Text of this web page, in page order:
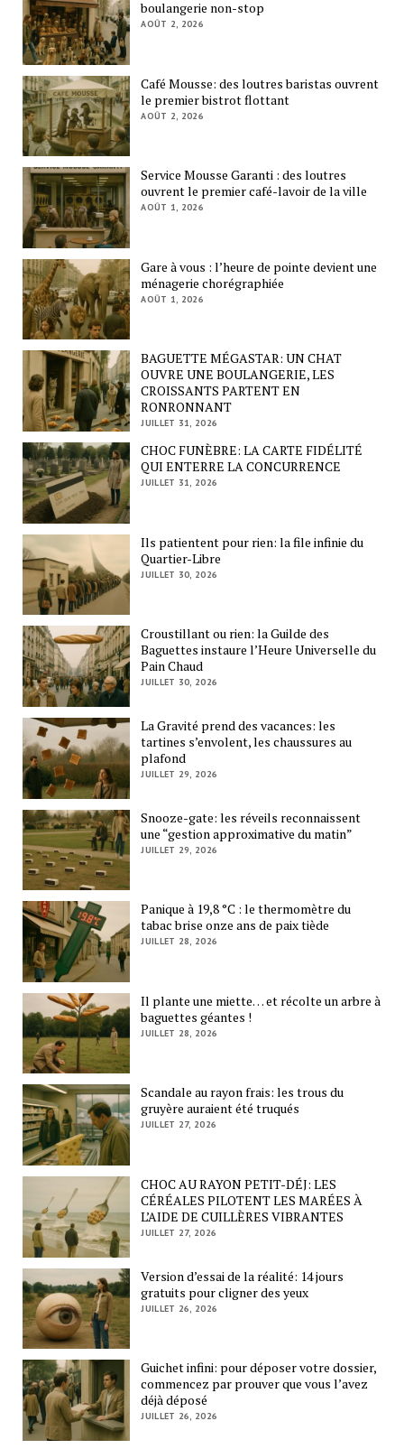
boulangerie non-stop
AOÛT 2, 2026
Café Mousse: des loutres baristas ouvrent
le premier bistrot flottant
AOÛT 2, 2026
Service Mousse Garanti : des loutres
ouvrent le premier café-lavoir de la ville
AOÛT 1, 2026
Gare à vous : l’heure de pointe devient une
ménagerie chorégraphiée
AOÛT 1, 2026
BAGUETTE MÉGASTAR: UN CHAT
OUVRE UNE BOULANGERIE, LES
CROISSANTS PARTENT EN
RONRONNANT
JUILLET 31, 2026
CHOC FUNÈBRE: LA CARTE FIDÉLITÉ
QUI ENTERRE LA CONCURRENCE
JUILLET 31, 2026
Ils patientent pour rien: la file infinie du
Quartier-Libre
JUILLET 30, 2026
Croustillant ou rien: la Guilde des
Baguettes instaure l’Heure Universelle du
Pain Chaud
JUILLET 30, 2026
La Gravité prend des vacances: les
tartines s’envolent, les chaussures au
plafond
JUILLET 29, 2026
Snooze-gate: les réveils reconnaissent
une “gestion approximative du matin”
JUILLET 29, 2026
Panique à 19,8 °C : le thermomètre du
tabac brise onze ans de paix tiède
JUILLET 28, 2026
Il plante une miette… et récolte un arbre à
baguettes géantes !
JUILLET 28, 2026
Scandale au rayon frais: les trous du
gruyère auraient été truqués
JUILLET 27, 2026
CHOC AU RAYON PETIT-DÉJ: LES
CÉRÉALES PILOTENT LES MARÉES À
L’AIDE DE CUILLÈRES VIBRANTES
JUILLET 27, 2026
Version d’essai de la réalité: 14 jours
gratuits pour cligner des yeux
JUILLET 26, 2026
Guichet infini: pour déposer votre dossier,
commencez par prouver que vous l’avez
déjà déposé
JUILLET 26, 2026